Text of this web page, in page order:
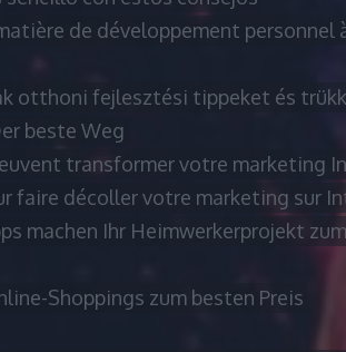
de développement personnel
otthoni fejlesztési tippeket és
beste Weg
transformer votre marketing
faire décoller votre marketing sur
machen Ihr Heimwerkerprojekt
Shoppings zum besten Preis